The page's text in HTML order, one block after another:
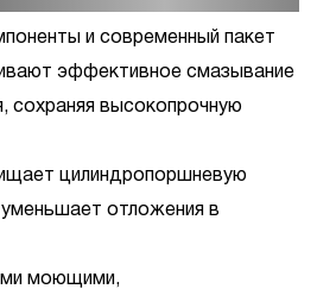
и современный пакет
эффективное смазывание
сохраняя высокопрочную
цилиндропоршневую
уменьшает отложения в
моющими,